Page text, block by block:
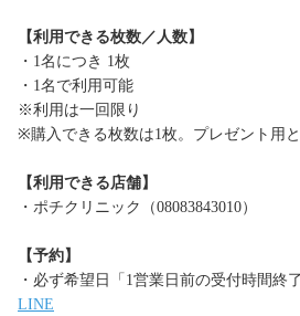
【利用できる枚数／人数】
・1名につき 1枚
・1名で利用可能
※利用は一回限り
※購入できる枚数は1枚。プレゼント用
【利用できる店舗】
・ポチクリニック（08083843010）
【予約】
・必ず希望日「1営業日前の受付時間終
LINE